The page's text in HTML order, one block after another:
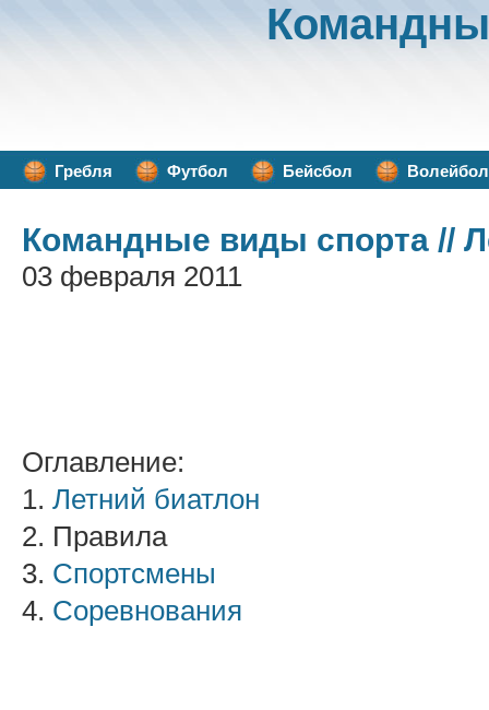
Гребля Футбол Бейсбол Волейбол
Командные виды спорта //
03 февраля 2011
Оглавление:
1. Летний биатлон
2. Правила
3. Спортсмены
4. Соревнования